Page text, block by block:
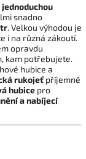
snadno
. Velkou výhodou je
i na různá zákoutí.
opravdu
kam potřebujete.
hubice a
rukojeť příjemně
hubice pro
a nabíjecí